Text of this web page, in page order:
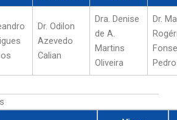
Dr. Odilon
Azevedo
Calian
Dra. Denise
de A.
Martins
Oliveira
Dr.
Pedro